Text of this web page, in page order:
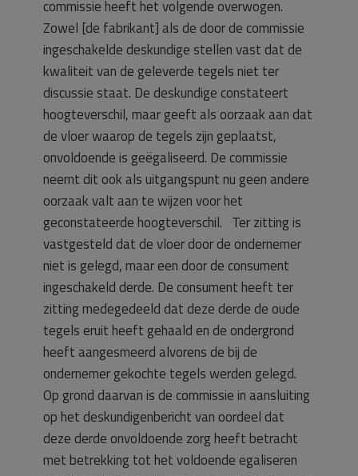
commissie heeft het volgende overwogen.
Zowel [de fabrikant] als de door de commissie
ingeschakelde deskundige stellen vast dat de
kwaliteit van de geleverde tegels niet ter
discussie staat. De deskundige constateert
hoogteverschil, maar geeft als oorzaak aan dat
de vloer waarop de tegels zijn geplaatst,
onvoldoende is geëgaliseerd. De commissie
neemt dit ook als uitgangspunt nu geen andere
oorzaak valt aan te wijzen voor het
geconstateerde hoogteverschil. Ter zitting is
vastgesteld dat de vloer door de ondernemer
niet is gelegd, maar een door de consument
ingeschakeld derde. De consument heeft ter
zitting medegedeeld dat deze derde de oude
tegels eruit heeft gehaald en de ondergrond
heeft aangesmeerd alvorens de bij de
ondernemer gekochte tegels werden gelegd.
Op grond daarvan is de commissie in aansluiting
op het deskundigenbericht van oordeel dat
deze derde onvoldoende zorg heeft betracht
met betrekking tot het voldoende egaliseren